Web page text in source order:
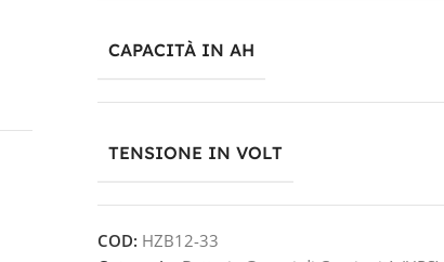
CAPACITÀ IN AH
TENSIONE IN VOLT
COD: HZB12-33